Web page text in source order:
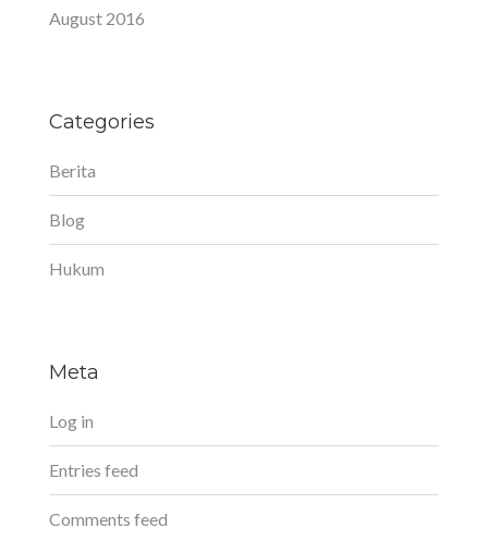
August 2016
Categories
Berita
Blog
Hukum
Meta
Log in
Entries feed
Comments feed